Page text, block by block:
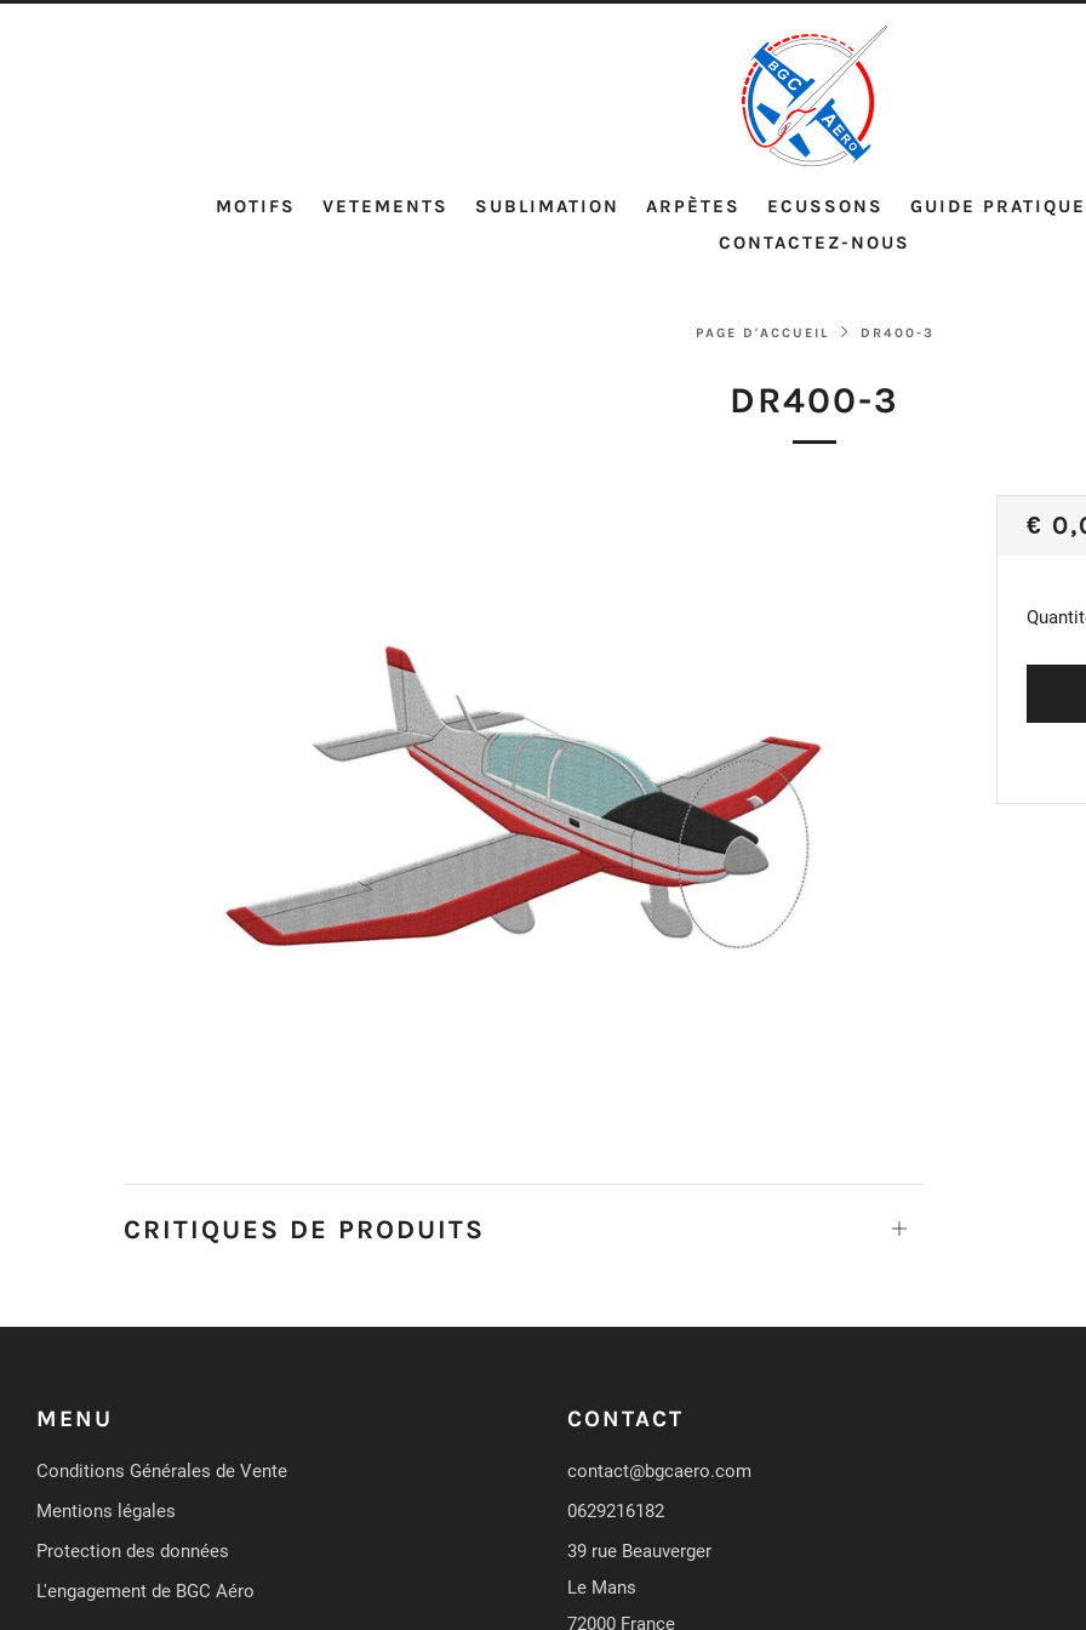
MOTIFS VETEMENTS SUBLIMATION ARPÈTES ECUSSONS GUIDE PRATIQUE
CONTACTEZ-NOUS
PAGE D'ACCUEIL DR400-3
DR400-3
€
CRITIQUES DE PRODUITS Ouvrir
MENU
Conditions Générales de Vente
Mentions légales
Protection des données
L'engagement de BGC Aéro
CONTACT
contact@bgcaero.com
0629216182
39 rue Beauverger
Le Mans
72000 France